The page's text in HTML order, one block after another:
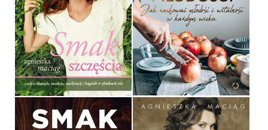
SMAK SZCZĘŚCIA
AGNIESZKA MACIĄG
OPRAWA TWARDA
39,90 ZŁ
MŁODOŚCI
AGNIESZKA MACIĄG
OPRAWA TWARDA
49,90 ZŁ